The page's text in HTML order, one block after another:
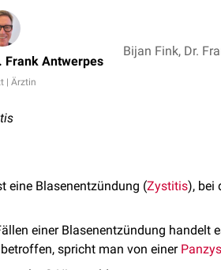
Frank Antwerpes
| Ärztin
Bijan Fink, Dr.
eine Blasenentzündung (Zystitis), bei
einer Blasenentzündung handelt
spricht man von einer